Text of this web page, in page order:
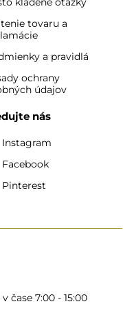
čase 7:00 - 15:00
tovaru a
a pravidlá
ochrany
údajov
nás
Instagram
Facebook
Pinterest